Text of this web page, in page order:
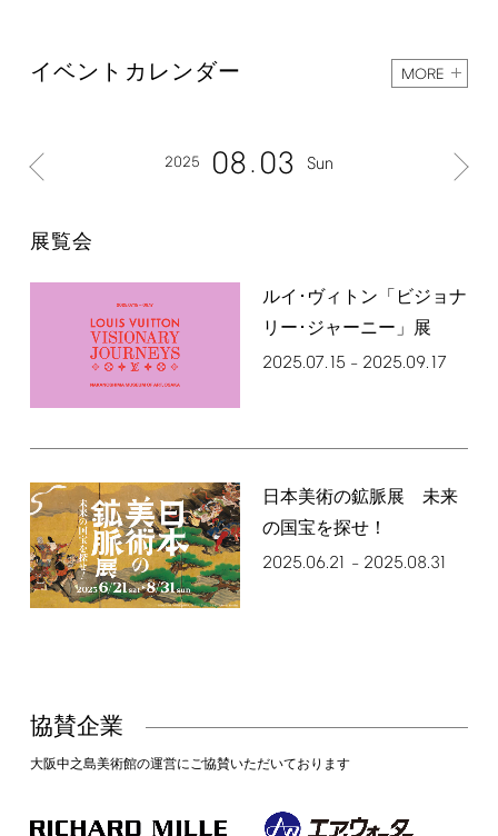
イベントカレンダー MORE
2025 08 03 Sun
展覧会
ルイ･ヴィトン「ビジョナ
リー･ジャーニー」展
2025.07.15 – 2025.09.17
日本美術の鉱脈展 未来
の国宝を探せ！
2025.06.21 – 2025.08.31
協賛企業
大阪中之島美術館の運営にご協賛いただいております